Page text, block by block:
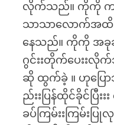
လိုက်သည်။ ကိုကို ကတေ
သာသာလောက်အထိ ခ
နေသည်။ ကိုကို အခုခ
ဂွင်းးတိုက်ပေးးလို
ဆို ထွက်ခဲ့ ။ ဟုပြေ
ည်းးပြန်ထိုင်ခိုင်ပ
ခပ်ကြမ်းးကြမ်း